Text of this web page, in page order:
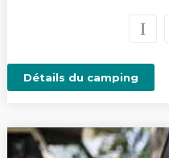
Détails du camping